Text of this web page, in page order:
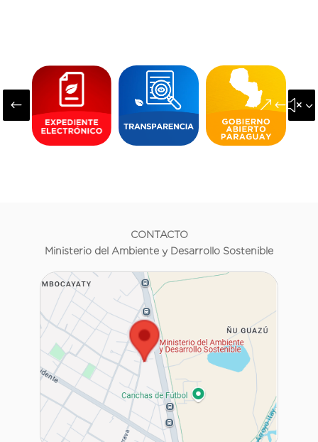
#
CONTACTO
Ministerio del Ambiente y Desarrollo Sostenible